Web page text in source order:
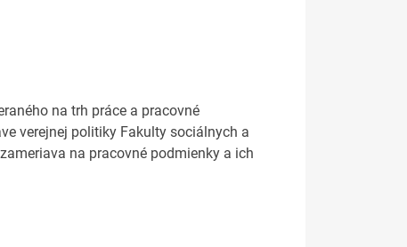
na trh práce a pracovné
verejnej politiky Fakulty sociálnych a
na pracovné podmienky a ich